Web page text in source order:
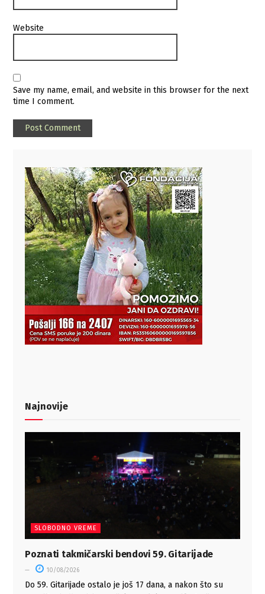
Website
Save my name, email, and website in this browser for the next
time I comment.
Najnovije
SLOBODNO VREME
Poznati takmičarski bendovi 59. Gitarijade
10/08/2026
Do 59. Gitarijade ostalo je još 17 dana, a nakon što su